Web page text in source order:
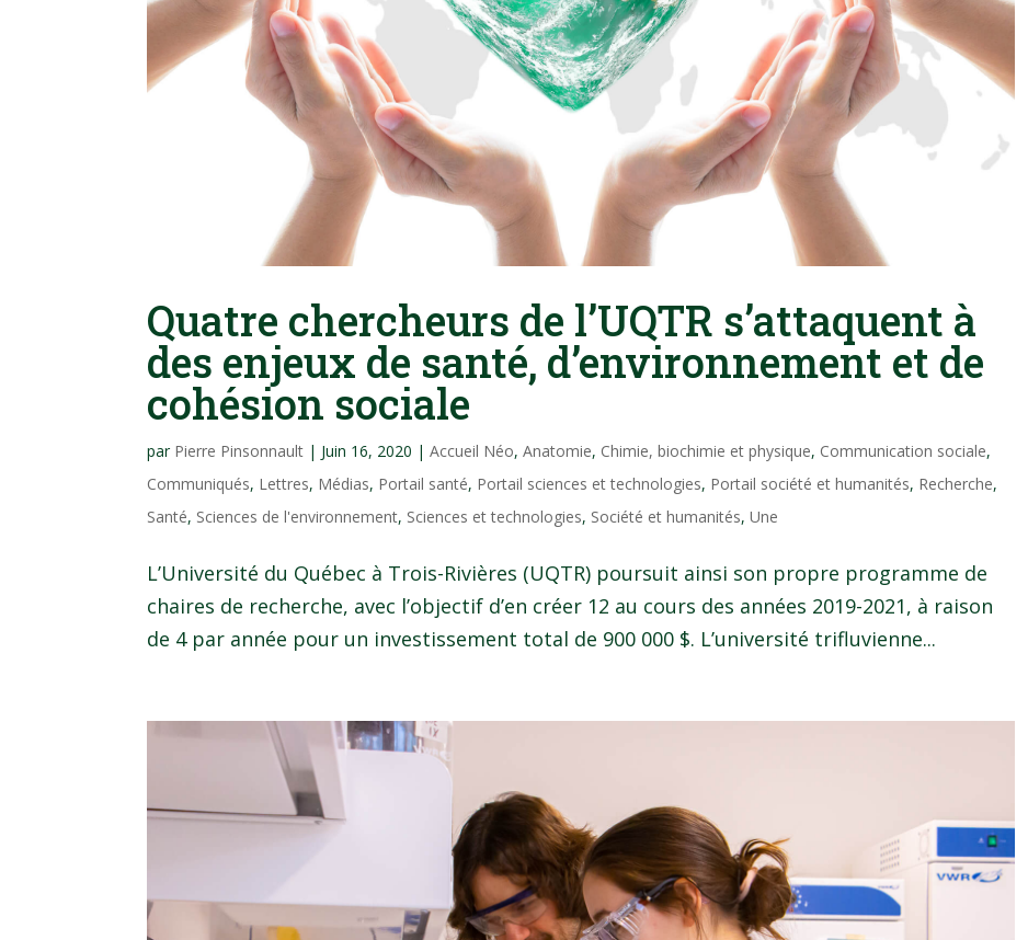
Quatre chercheurs de l’UQTR s’attaquent à
des enjeux de santé, d’environnement et de
cohésion sociale
par Pierre Pinsonnault | Juin 16, 2020 |Accueil Néo,Anatomie, Chimie, biochimie et physique, Communication sociale,
Communiqués, Lettres, Médias, Portail santé, Portail sciences et technologies, Portail société et humanités, Recherche,
Santé, Sciences de l'environnement, Sciences et technologies, Société et humanités,Une
L’Université du Québec à Trois-Rivières (UQTR) poursuit ainsi son propre programme de
chaires de recherche, avec l’objectif d’en créer 12 au cours des années 2019-2021, à raison
de 4 par année pour un investissement total de 900 000 $. L’université trifluvienne...